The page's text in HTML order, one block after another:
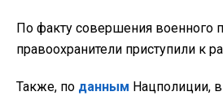
По факту совершения военного
правоохранители приступили к
Также, по данным Нацполиции,